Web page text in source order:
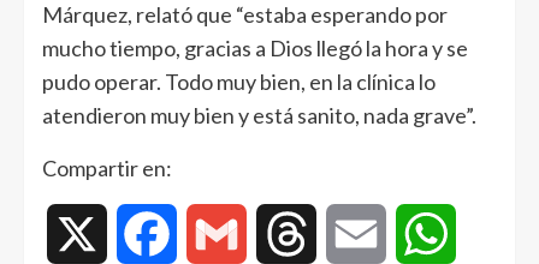
Márquez, relató que “estaba esperando por
mucho tiempo, gracias a Dios llegó la hora y se
pudo operar. Todo muy bien, en la clínica lo
atendieron muy bien y está sanito, nada grave”.
Compartir en:
Facebook Gmail Threads Email